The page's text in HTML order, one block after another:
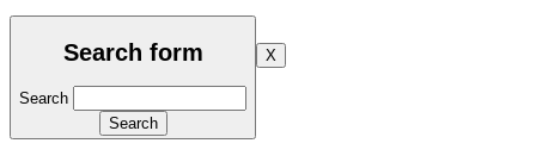
Search form
Search
X